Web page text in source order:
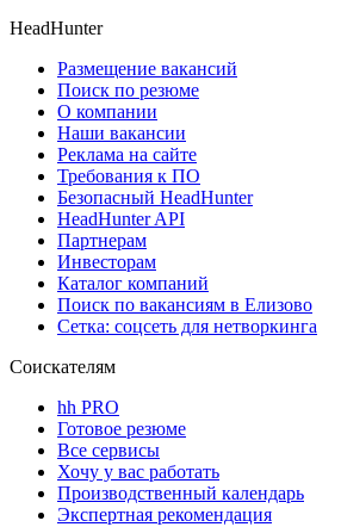
HeadHunter
Размещение вакансий
Поиск по резюме
О компании
Наши вакансии
Реклама на сайте
Требования к ПО
Безопасный HeadHunter
HeadHunter API
Партнерам
Инвесторам
Каталог компаний
Поиск по вакансиям в Елизово
Сетка: соцсеть для нетворкинга
Соискателям
hh PRO
Готовое резюме
Все сервисы
Хочу у вас работать
Производственный календарь
Экспертная рекомендация